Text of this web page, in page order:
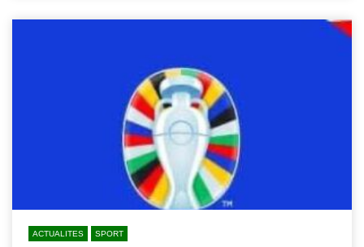
ACTUALITES SPORT